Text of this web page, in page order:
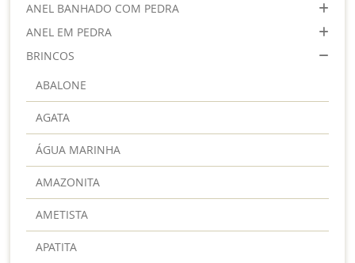
ANEL BANHADO COM PEDRA
ANEL EM PEDRA
BRINCOS
ABALONE
AGATA
ÁGUA MARINHA
AMAZONITA
AMETISTA
APATITA